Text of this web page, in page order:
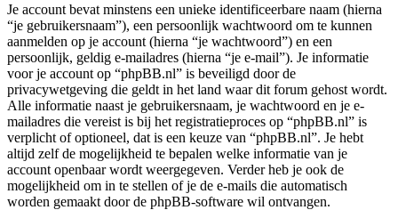
Je account bevat minstens een unieke identificeerbare naam (hierna
“je gebruikersnaam”), een persoonlijk wachtwoord om te kunnen
aanmelden op je account (hierna “je wachtwoord”) en een
persoonlijk, geldig e-mailadres (hierna “je e-mail”). Je informatie
voor je account op “phpBB.nl” is beveiligd door de
privacywetgeving die geldt in het land waar dit forum gehost wordt.
Alle informatie naast je gebruikersnaam, je wachtwoord en je e-
mailadres die vereist is bij het registratieproces op “phpBB.nl” is
verplicht of optioneel, dat is een keuze van “phpBB.nl”. Je hebt
altijd zelf de mogelijkheid te bepalen welke informatie van je
account openbaar wordt weergegeven. Verder heb je ook de
mogelijkheid om in te stellen of je de e-mails die automatisch
worden gemaakt door de phpBB-software wil ontvangen.